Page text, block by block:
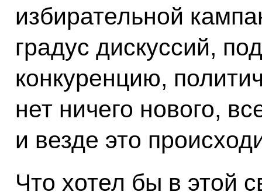
избирательной
градус дискуссий,
конкуренцию,
нет ничего нового,
и везде это
Что хотел бы в этой